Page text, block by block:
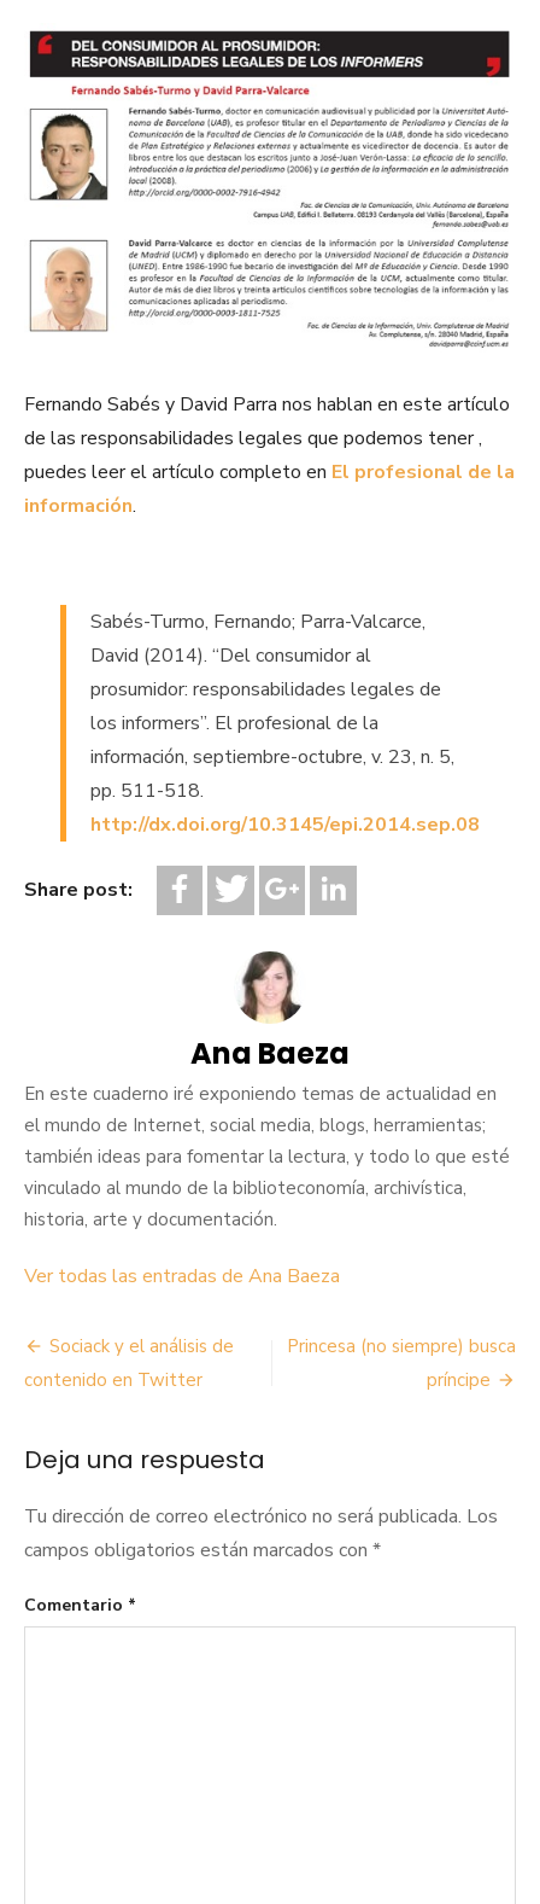
Fernando Sabés y David Parra nos hablan en este artículo
de las responsabilidades legales que podemos tener ,
puedes leer el artículo completo en El profesional de la
información.
Sabés-Turmo, Fernando; Parra-Valcarce,
David (2014). “Del consumidor al
prosumidor: responsabilidades legales de
los informers”. El profesional de la
información, septiembre-octubre, v. 23, n. 5,
pp. 511-518.
http://dx.doi.org/10.3145/epi.2014.sep.08
Share post:
Ana Baeza
En este cuaderno iré exponiendo temas de actualidad en
el mundo de Internet, social media, blogs, herramientas;
también ideas para fomentar la lectura, y todo lo que esté
vinculado al mundo de la biblioteconomía, archivística,
historia, arte y documentación.
Ver todas las entradas de Ana Baeza
Navegación
de
Sociack y el análisis de
contenido en Twitter
Princesa (no siempre) busca
príncipe
Deja una respuesta
Tu dirección de correo electrónico no será publicada. Los
campos obligatorios están marcados con *
Comentario *